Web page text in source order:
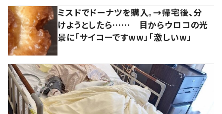
ミスドでドーナツを購入。→帰宅後、分
けようとしたら…… 目からウロコの光
景に「サイコーですww」「激しいw」